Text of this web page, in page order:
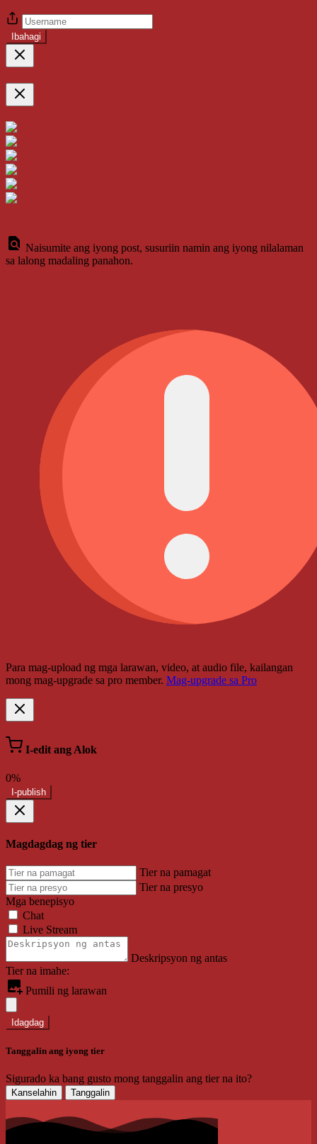
Ibahagi
Naisumite ang iyong post, susuriin namin ang iyong nilalaman
sa lalong madaling panahon.
Para mag-upload ng mga larawan, video, at audio file, kailangan
mong mag-upgrade sa pro member. Mag-upgrade sa Pro
I-edit ang Alok
0%
I-publish
Magdagdag ng tier
Tier na pamagat
Tier na presyo
Mga benepisyo
Chat
Live Stream
Deskripsyon ng antas
Tier na imahe:
Pumili ng larawan
Idagdag
Tanggalin ang iyong tier
Sigurado ka bang gusto mong tanggalin ang tier na ito?
Kanselahin Tanggalin